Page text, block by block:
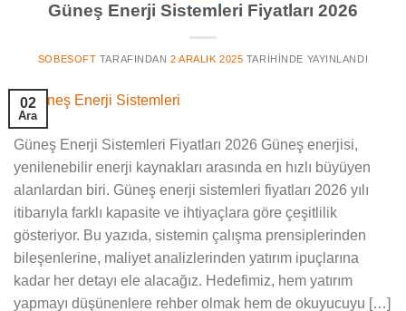
Güneş Enerji Sistemleri Fiyatları 2026
SOBESOFT TARAFINDAN 2 ARALIK 2025 TARIHINDE YAYINLANDI
02
Ara
Güneş Enerji Sistemleri Fiyatları 2026 Güneş enerjisi,
yenilenebilir enerji kaynakları arasında en hızlı büyüyen
alanlardan biri. Güneş enerji sistemleri fiyatları 2026 yılı
itibarıyla farklı kapasite ve ihtiyaçlara göre çeşitlilik
gösteriyor. Bu yazıda, sistemin çalışma prensiplerinden
bileşenlerine, maliyet analizlerinden yatırım ipuçlarına
kadar her detayı ele alacağız. Hedefimiz, hem yatırım
yapmayı düşünenlere rehber olmak hem de okuyucuyu […]